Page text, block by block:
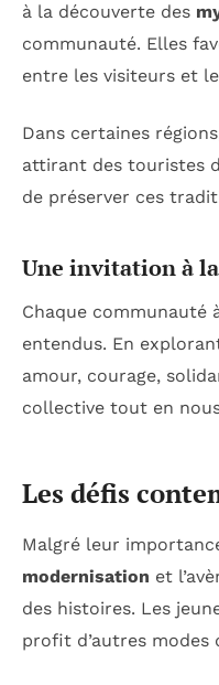
à la découverte des
communauté. Elles
entre les visiteurs et
Dans certaines
attirant des touristes
de préserver ces
Une invitation à
Chaque communauté
entendus. En
amour, courage,
collective tout en
Les défis
Malgré leur
modernisation et
des histoires. Les
profit d’autres modes